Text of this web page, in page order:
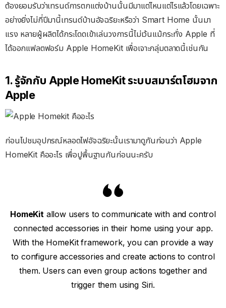
ต้องยอมรับว่าเทรนด์การตกแต่งบ้านนั้นมีมาแต่ไหนแต่ไรแล้วโดยเฉพาะ
อย่างยิ่งไม่กี่ปีมานี้เทรนด์บ้านอัจฉริยะหรือว่า Smart Home นั้นมา
แรง หลายผู้ผลิตได้กระโดดเข้าเล่นวงการนี้ไม่เว้นแม้กระทั่ง Apple ที่
ได้ออกแฟลตฟอร์ม Apple HomeKit เพื่อเจาะกลุ่มตลาดนี้เช่นกัน
1. รู้จักกับ Apple HomeKit ระบบสมาร์ตโฮมจาก
Apple
ก่อนไปชมอุปกรณ์หลอดไฟอัจฉริยะนั้นเรามาดูกันก่อนว่า Apple
HomeKit คืออะไร เพื่อปูพื้นฐานกันก่อนนะครับ
HomeKit allow users to communicate with and control
connected accessories in their home using your app.
With the HomeKit framework, you can provide a way
to configure accessories and create actions to control
them. Users can even group actions together and
trigger them using Siri.